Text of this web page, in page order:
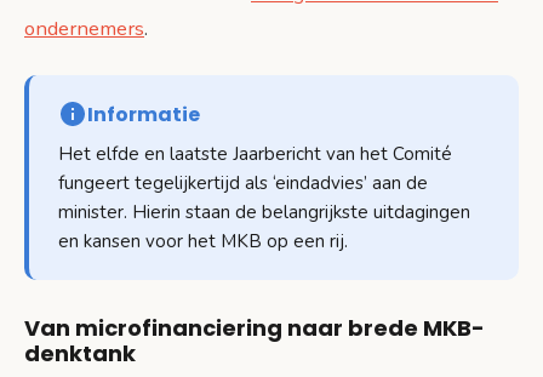
ondernemers.
Informatie
Het elfde en laatste Jaarbericht van het Comité
fungeert tegelijkertijd als ‘eindadvies’ aan de
minister. Hierin staan de belangrijkste uitdagingen
en kansen voor het MKB op een rij.
Van microfinanciering naar brede MKB-
denktank